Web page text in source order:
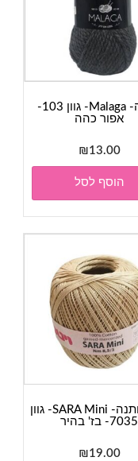
מלגה- Malaga- גוון 103-
אפור כהה
₪13.00
הוסף לסל
חוט כותנה- SARA Mini- גוון
7035- בז' בהיר
₪19.00